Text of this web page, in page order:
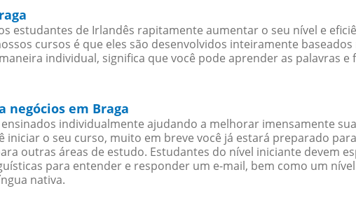
estudantes de Irlandês rapitamente aumentar o seu nível e
cursos é que eles são desenvolvidos inteiramente
individual, significa que você pode aprender as palavras
negócios em Braga
individualmente ajudando a melhorar imensamente
iniciar o seu curso, muito em breve você já estará preparado
outras áreas de estudo. Estudantes do nível iniciante devem
para entender e responder um e-mail, bem como um
nativa.